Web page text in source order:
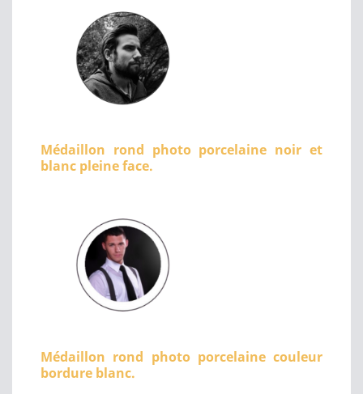
Médaillon rond photo porcelaine noir et
blanc pleine face.
Médaillon rond photo porcelaine couleur
bordure blanc.